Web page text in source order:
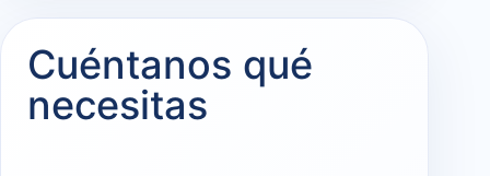
Cuéntanos qué
necesitas